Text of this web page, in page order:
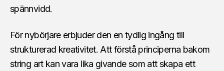
spännvidd.
För nybörjare erbjuder den en tydlig ingång till
strukturerad kreativitet. Att förstå principerna bakom
string art kan vara lika givande som att skapa ett